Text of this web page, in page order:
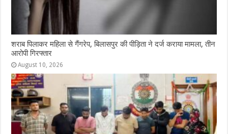
शराब पिलाकर महिला से गैंगरेप, बिलासपुर की पीड़िता ने दर्ज कराया मामला, तीन
आरोपी गिरफ्तार
August 10, 2026